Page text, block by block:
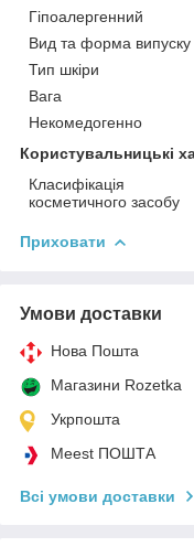
Гіпоалергенний
Вид та форма випуску
Тип шкіри
Вага
Некомедогенно
Користувальницькі
Класифікація
косметичного засобу
Приховати
Умови доставки
Нова Пошта
Магазини Rozetka
Укрпошта
Meest ПОШТА
Всі умови доставки